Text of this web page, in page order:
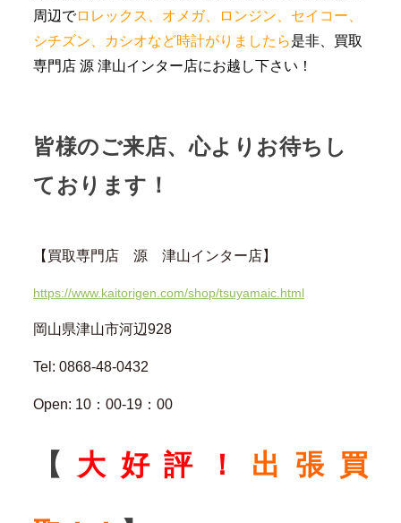
周辺でロレックス、オメガ、ロンジン、セイコー、
シチズン、カシオなど時計がりましたら是非、買取
専門店 源 津山インター店にお越し下さい！
皆様のご来店、心よりお待ちし
ております！
【買取専門店 源 津山インター店】
https://www.kaitorigen.com/shop/tsuyamaic.html
岡山県津山市河辺928
Tel: 0868-48-0432
Open: 10：00-19：00
【 大好評！ 出張買